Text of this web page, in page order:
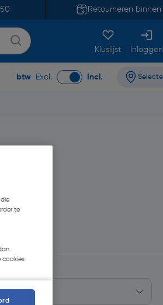
Retourneren
Kluslijst Inloggen
btw Excl. Incl.
te
cookies